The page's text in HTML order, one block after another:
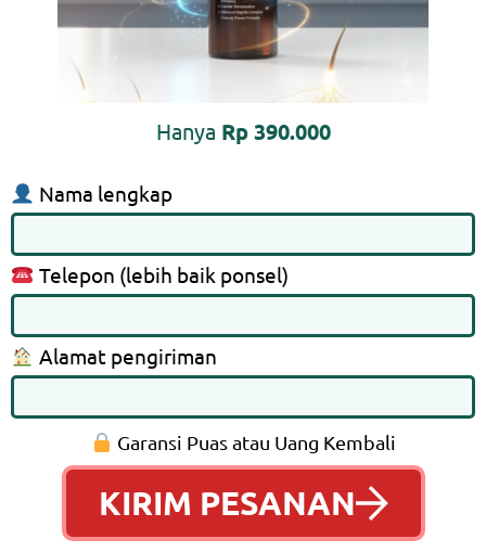
Hanya Rp 390.000
Nama lengkap
Telepon (lebih baik ponsel)
Alamat pengiriman
Garansi Puas atau Uang Kembali
KIRIM PESANAN